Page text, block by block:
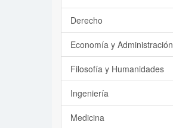
Derecho
Economía y Administración
Filosofía y Humanidades
Ingeniería
Medicina